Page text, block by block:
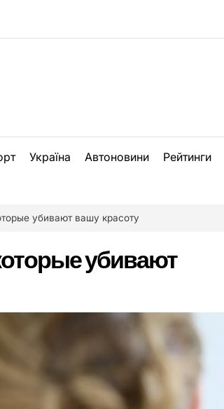
Україна Автоновини Рейтинги
убивают вашу красоту
убивают